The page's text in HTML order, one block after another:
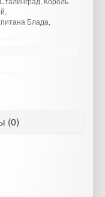
Блада,
(0)